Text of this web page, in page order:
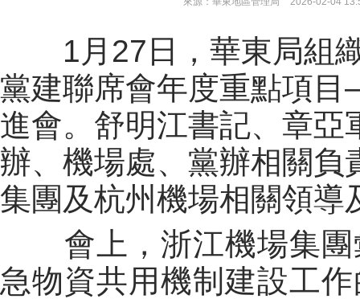
1月27日，華東局組
黨建聯席會年度重點項
進會。舒明江書記、章亞
辦、機場處、黨辦相關負
集團及杭州機場相關領導
會上，浙江機場集
急物資共用機制建設工